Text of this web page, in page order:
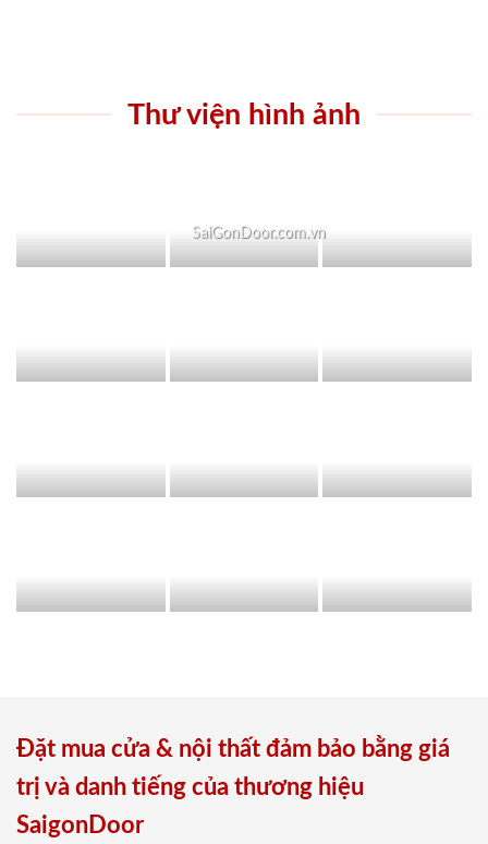
Thư viện hình ảnh
SaiGonDoor.com.vn
Đặt mua cửa & nội thất đảm bảo bằng giá
trị và danh tiếng của thương hiệu
SaigonDoor